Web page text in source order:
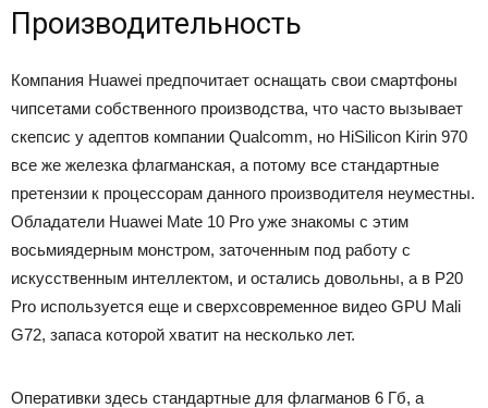
Производительность
Компания Huawei предпочитает оснащать свои смартфоны
чипсетами собственного производства, что часто вызывает
скепсис у адептов компании Qualcomm, но HiSilicon Kirin 970
все же железка флагманская, а потому все стандартные
претензии к процессорам данного производителя неуместны.
Обладатели Huawei Mate 10 Pro уже знакомы с этим
восьмиядерным монстром, заточенным под работу с
искусственным интеллектом, и остались довольны, а в P20
Pro используется еще и сверхсовременное видео GPU Mali
G72, запаса которой хватит на несколько лет.
Оперативки здесь стандартные для флагманов 6 Гб, а